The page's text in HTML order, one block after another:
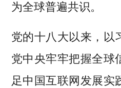
为全球普遍共识。
党的十八大以来，以
党中央牢牢把握全球
足中国互联网发展实